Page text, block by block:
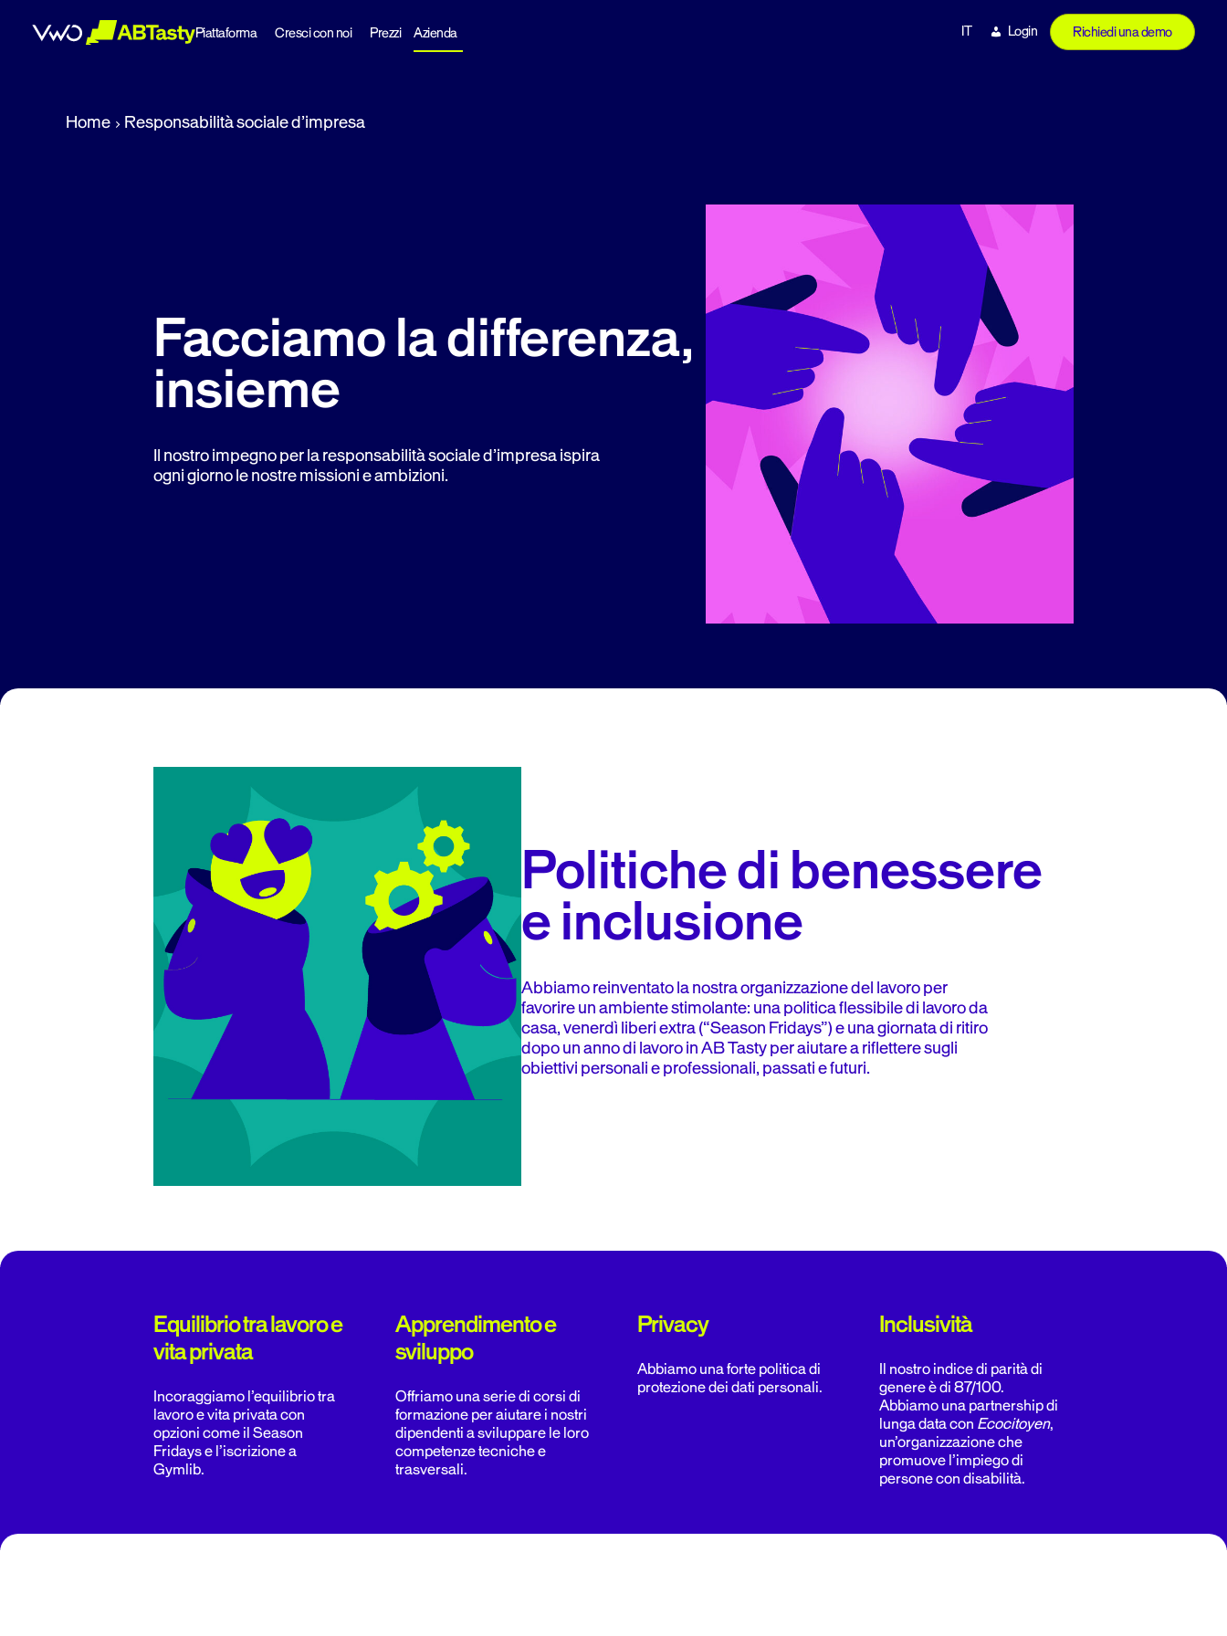
Piattaforma Cresci con noi Prezzi Azienda Richiedi una demo
Login
IT
Home Responsabilità sociale d’impresa
Facciamo la differenza,
insieme
Il nostro impegno per la responsabilità sociale d’impresa ispira
ogni giorno le nostre missioni e ambizioni.
Politiche di benessere
e inclusione
Abbiamo reinventato la nostra organizzazione del lavoro per
favorire un ambiente stimolante: una politica flessibile di lavoro da
casa, venerdì liberi extra (“Season Fridays”) e una giornata di ritiro
dopo un anno di lavoro in AB Tasty per aiutare a riflettere sugli
obiettivi personali e professionali, passati e futuri.
Equilibrio tra lavoro e
vita privata
Incoraggiamo l’equilibrio tra
lavoro e vita privata con
opzioni come il Season
Fridays e l’iscrizione a
Gymlib.
Apprendimento e
sviluppo
Offriamo una serie di corsi di
formazione per aiutare i nostri
dipendenti a sviluppare le loro
competenze tecniche e
trasversali.
Privacy
Abbiamo una forte politica di
protezione dei dati personali.
Inclusività
Il nostro indice di parità di
genere è di 87/100.
Abbiamo una partnership di
lunga data con Ecocitoyen,
un’organizzazione che
promuove l’impiego di
persone con disabilità.